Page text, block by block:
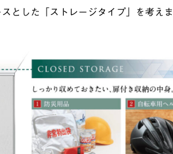
とした「ストレージタイプ」を考えま